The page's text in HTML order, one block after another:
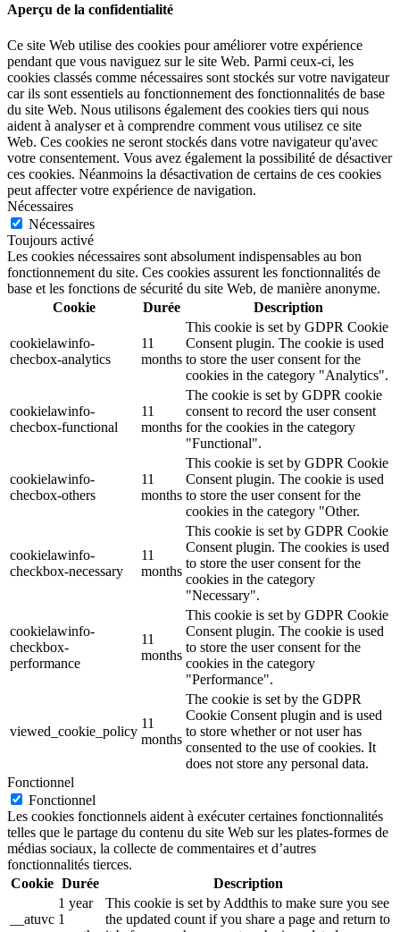
Aperçu de la confidentialité
Ce site Web utilise des cookies pour améliorer votre expérience
pendant que vous naviguez sur le site Web. Parmi ceux-ci, les
cookies classés comme nécessaires sont stockés sur votre navigateur
car ils sont essentiels au fonctionnement des fonctionnalités de base
du site Web. Nous utilisons également des cookies tiers qui nous
aident à analyser et à comprendre comment vous utilisez ce site
Web. Ces cookies ne seront stockés dans votre navigateur qu'avec
votre consentement. Vous avez également la possibilité de désactiver
ces cookies. Néanmoins la désactivation de certains de ces cookies
peut affecter votre expérience de navigation.
Nécessaires
Nécessaires
Toujours activé
Les cookies nécessaires sont absolument indispensables au bon
fonctionnement du site. Ces cookies assurent les fonctionnalités de
base et les fonctions de sécurité du site Web, de manière anonyme.
Cookie
Durée Description
cookielawinfo-
checbox-analytics
11
months
This cookie is set by GDPR Cookie
Consent plugin. The cookie is used
to store the user consent for the
cookies in the category "Analytics".
cookielawinfo-
checbox-functional
11
months
The cookie is set by GDPR cookie
consent to record the user consent
for the cookies in the category
"Functional".
cookielawinfo-
checbox-others
11
months
This cookie is set by GDPR Cookie
Consent plugin. The cookie is used
to store the user consent for the
cookies in the category "Other.
cookielawinfo-
checkbox-necessary
11
months
This cookie is set by GDPR Cookie
Consent plugin. The cookies is used
to store the user consent for the
cookies in the category
"Necessary".
cookielawinfo-
checkbox-
performance
11
months
This cookie is set by GDPR Cookie
Consent plugin. The cookie is used
to store the user consent for the
cookies in the category
"Performance".
viewed_cookie_policy
11
months
The cookie is set by the GDPR
Cookie Consent plugin and is used
to store whether or not user has
consented to the use of cookies. It
does not store any personal data.
Fonctionnel
Fonctionnel
Les cookies fonctionnels aident à exécuter certaines fonctionnalités
telles que le partage du contenu du site Web sur les plates-formes de
médias sociaux, la collecte de commentaires et d’autres
fonctionnalités tierces.
Cookie Durée Description
__atuvc
1 year
1
This cookie is set by Addthis to make sure you see
the updated count if you share a page and return to